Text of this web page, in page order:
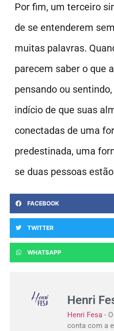
Por fim, um terceiro
de se entenderem
muitas palavras.
parecem saber o que
pensando ou
indício de que suas
conectadas de uma
predestinada, uma
se duas pessoas
FACEBOOK
TWITTER
WHATSAPP
Henri
Henri Fesa -
conta com a